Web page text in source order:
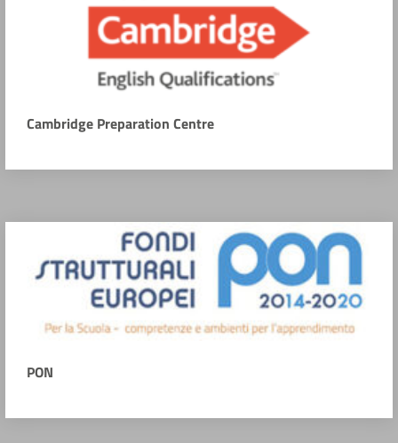
Cambridge Preparation Centre
PON